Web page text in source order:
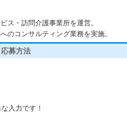
ス・訪問介護事業所を運営。
のコンサルティング業務を実施。
応募方法
入力です！